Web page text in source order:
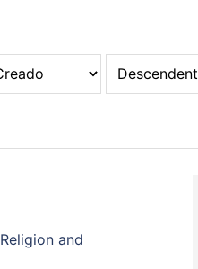
Religion and